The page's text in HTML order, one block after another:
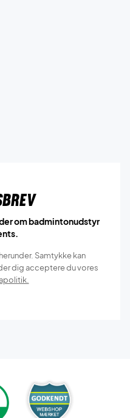
om badmintonudstyr
Samtykke kan
dig acceptere du vores